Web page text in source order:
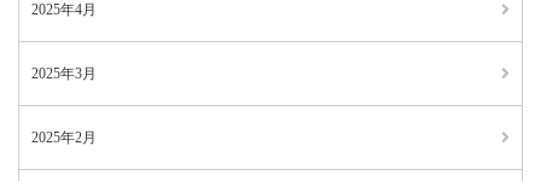
2025年4月
2025年3月
2025年2月